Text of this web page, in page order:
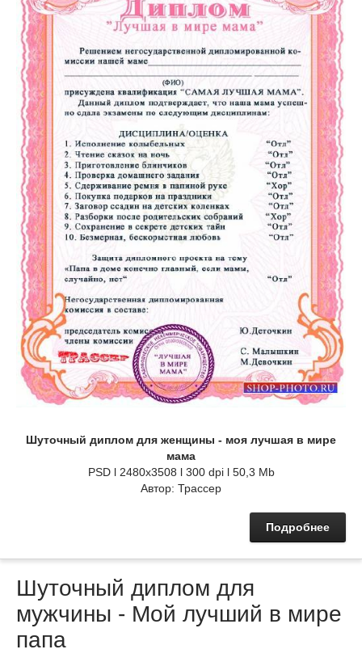
Шуточный диплом для женщины - моя лучшая в мире
мама
PSD l 2480x3508 l 300 dpi l 50,3 Mb
Автор: Трассер
Подробнее
Шуточный диплом для
мужчины - Мой лучший в мире
папа